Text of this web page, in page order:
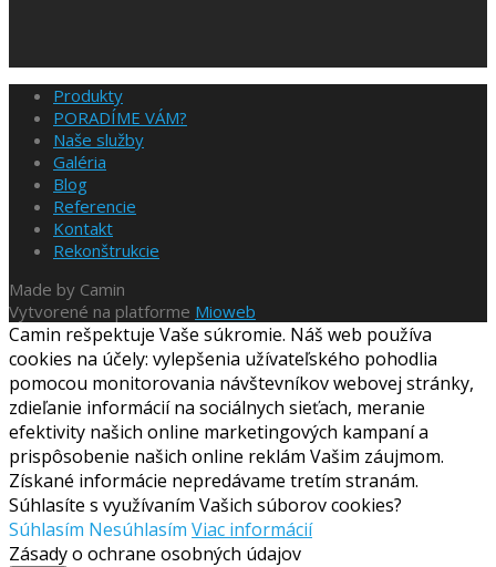
Produkty
PORADÍME VÁM?
Naše služby
Galéria
Blog
Referencie
Kontakt
Rekonštrukcie
Made by Camin
Vytvorené na platforme Mioweb
Camin rešpektuje Vaše súkromie. Náš web používa
cookies na účely: vylepšenia užívateľského pohodlia
pomocou monitorovania návštevníkov webovej stránky,
zdieľanie informácií na sociálnych sieťach, meranie
efektivity našich online marketingových kampaní a
prispôsobenie našich online reklám Vašim záujmom.
Získané informácie nepredávame tretím stranám.
Súhlasíte s využívaním Vašich súborov cookies?
Súhlasím Nesúhlasím Viac informácií
Zásady o ochrane osobných údajov